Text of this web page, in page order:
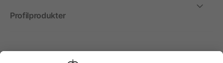
Profilprodukter
Internationellt